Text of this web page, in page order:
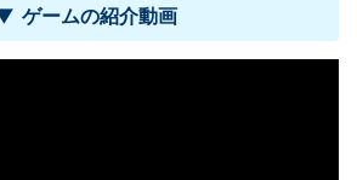
ゲームの紹介動画